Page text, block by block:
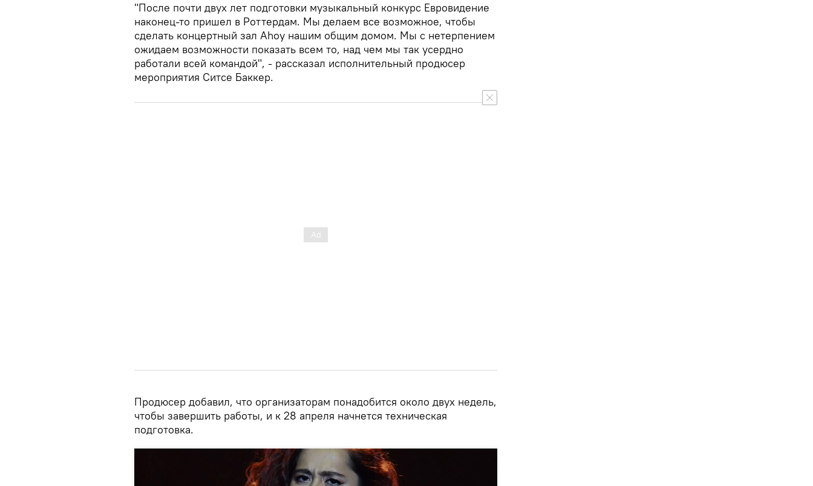
"После почти двух лет подготовки музыкальный конкурс Евровидение
наконец-то пришел в Роттердам. Мы делаем все возможное, чтобы
сделать концертный зал Ahoy нашим общим домом. Мы с нетерпением
ожидаем возможности показать всем то, над чем мы так усердно
работали всей командой", - рассказал исполнительный продюсер
мероприятия Ситсе Баккер.
Продюсер добавил, что организаторам понадобится около двух недель,
чтобы завершить работы, и к 28 апреля начнется техническая
подготовка.